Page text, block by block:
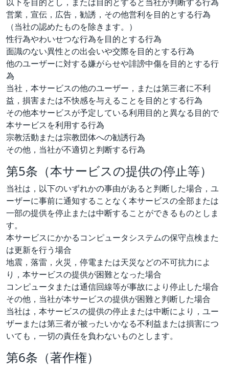
営業，宣伝，広告，勧誘，その他営利を目的とする行為
（当社の認めたものを除きます。）
性行為やわいせつな行為を目的とする行為
面識のない異性との出会いや交際を目的とする行為
他のユーザーに対する嫌がらせや誹謗中傷を目的とする行
為
当社，本サービスの他のユーザー，または第三者に不利
益，損害または不快感を与えることを目的とする行為
その他本サービスが予定している利用目的と異なる目的で
本サービスを利用する行為
宗教活動または宗教団体への勧誘行為
その他，当社が不適切と判断する行為
第5条（本サービスの提供の停止等）
当社は，以下のいずれかの事由があると判断した場合，ユ
ーザーに事前に通知することなく本サービスの全部または
一部の提供を停止または中断することができるものとしま
す。
本サービスにかかるコンピュータシステムの保守点検また
は更新を行う場合
地震，落雷，火災，停電または天災などの不可抗力によ
り，本サービスの提供が困難となった場合
コンピュータまたは通信回線等が事故により停止した場合
その他，当社が本サービスの提供が困難と判断した場合
当社は，本サービスの提供の停止または中断により，ユー
ザーまたは第三者が被ったいかなる不利益または損害につ
いても，一切の責任を負わないものとします。
第6条（著作権）